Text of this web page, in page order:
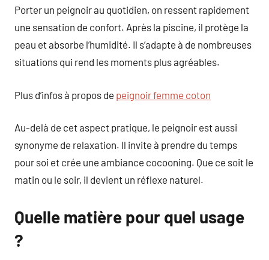
Porter un peignoir au quotidien, on ressent rapidement
une sensation de confort. Après la piscine, il protège la
peau et absorbe l’humidité. Il s’adapte à de nombreuses
situations qui rend les moments plus agréables.
Plus d’infos à propos de peignoir femme coton
Au-delà de cet aspect pratique, le peignoir est aussi
synonyme de relaxation. Il invite à prendre du temps
pour soi et crée une ambiance cocooning. Que ce soit le
matin ou le soir, il devient un réflexe naturel.
Quelle matière pour quel usage
?